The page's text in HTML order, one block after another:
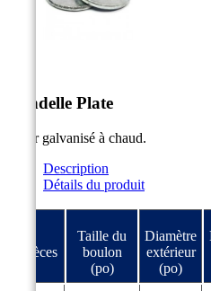
Rondelle Plate
Acier galvanisé à chaud.
Description
Détails du produit
#Pièces
Taille du
boulon
(po)
Diamètre
extérieur
(po)